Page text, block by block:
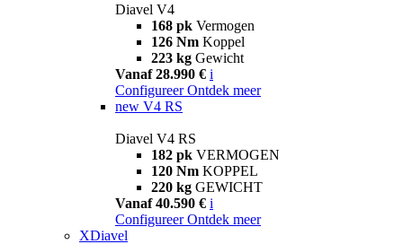
Diavel V4
168 pk Vermogen
126 Nm Koppel
223 kg Gewicht
Vanaf 28.990 € i
Configureer Ontdek meer
new V4 RS
Diavel V4 RS
182 pk VERMOGEN
120 Nm KOPPEL
220 kg GEWICHT
Vanaf 40.590 € i
Configureer Ontdek meer
XDiavel